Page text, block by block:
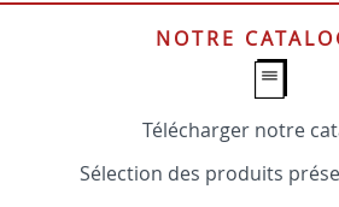
NOTRE
Télécharger notre
Sélection des produits